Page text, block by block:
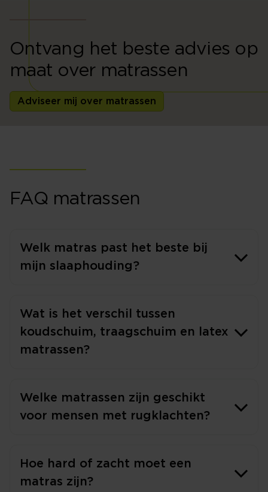
Ontvang het beste advies op
maat over matrassen
Adviseer mij over matrassen
FAQ matrassen
Welk matras past het beste bij
mijn slaaphouding?
Wat is het verschil tussen
koudschuim, traagschuim en latex
matrassen?
Welke matrassen zijn geschikt
voor mensen met rugklachten?
Hoe hard of zacht moet een
matras zijn?